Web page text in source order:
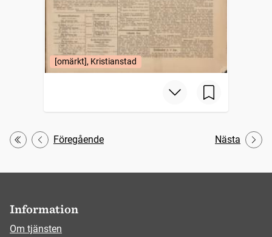
[omärkt], Kristianstad
Första
Föregående Nästa
Information
Om tjänsten